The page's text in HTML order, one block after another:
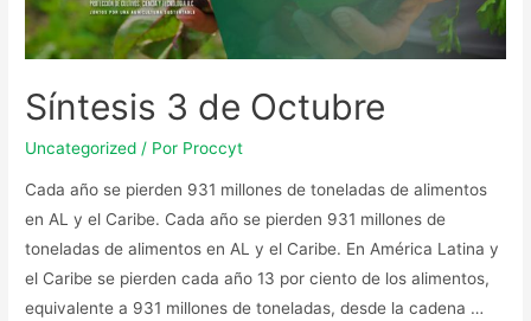
Síntesis 3 de Octubre
Uncategorized / Por Proccyt
Cada año se pierden 931 millones de toneladas de alimentos
en AL y el Caribe. Cada año se pierden 931 millones de
toneladas de alimentos en AL y el Caribe. En América Latina y
el Caribe se pierden cada año 13 por ciento de los alimentos,
equivalente a 931 millones de toneladas, desde la cadena …